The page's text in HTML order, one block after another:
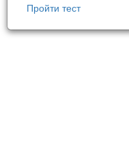
Пройти тест